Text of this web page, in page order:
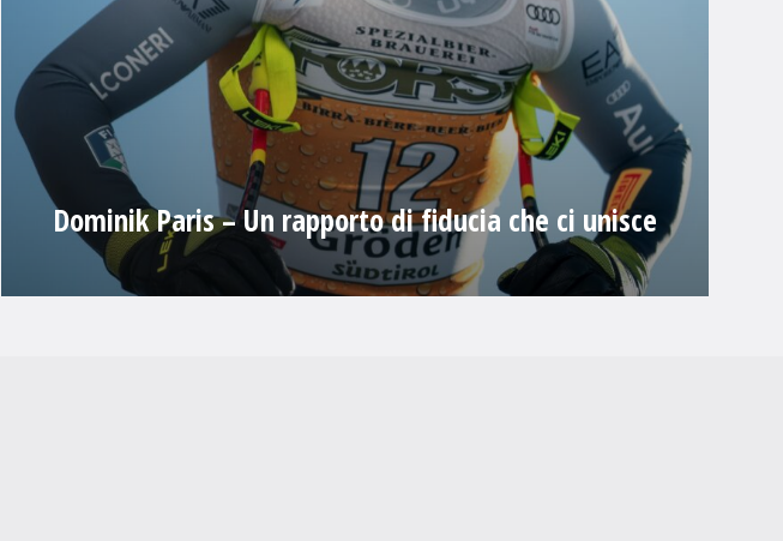
Dominik Paris – Un rapporto di fiducia che ci unisce